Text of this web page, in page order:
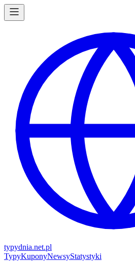
typydnia.net.pl
TypyKuponyNewsyStatystyki